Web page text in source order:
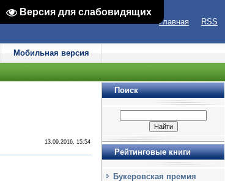
Версия для слабовидящих
Версия для слабовидящих
Главная RSS
Мобильная версия
13.09.2016, 15:54
Поиск
Рейтинговые книги
Букеровская премия